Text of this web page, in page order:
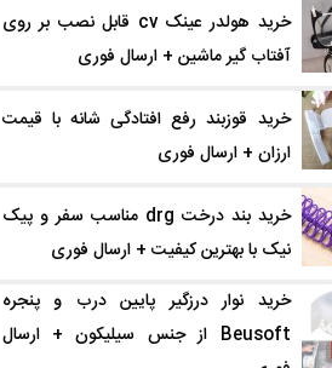
خرید هولدر عینک cv قابل نصب بر روی
آفتاب گیر ماشین + ارسال فوری
خرید قوزبند رفع افتادگی شانه با قیمت
ارزان + ارسال فوری
خرید بند درخت drg مناسب سفر و پیک
نیک با بهترین کیفیت + ارسال فوری
خرید نوار درزگیر پایین درب و پنجره
Beusoft از جنس سیلیکون + ارسال